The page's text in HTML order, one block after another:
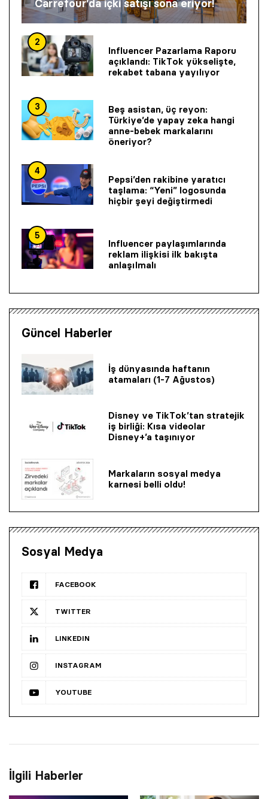
Carrefour’da içki satışı sona eriyor!
2
Influencer Pazarlama Raporu
açıklandı: TikTok yükselişte,
rekabet tabana yayılıyor
3
Beş asistan, üç reyon:
Türkiye’de yapay zeka hangi
anne-bebek markalarını
öneriyor?
4
Pepsi’den rakibine yaratıcı
taşlama: “Yeni” logosunda
hiçbir şeyi değiştirmedi
5
Influencer paylaşımlarında
reklam ilişkisi ilk bakışta
anlaşılmalı
Güncel Haberler
İş dünyasında haftanın
atamaları (1-7 Ağustos)
Disney ve TikTok’tan stratejik
iş birliği: Kısa videolar
Disney+’a taşınıyor
Markaların sosyal medya
karnesi belli oldu!
Sosyal Medya
FACEBOOK
TWITTER
LINKEDIN
INSTAGRAM
YOUTUBE
İlgili Haberler